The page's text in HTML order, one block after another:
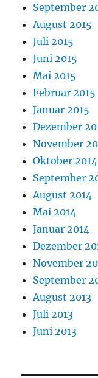
September
August 2015
Juli 2015
Juni 2015
Mai 2015
Februar 2015
Januar 2015
Dezember
November
Oktober 2014
September
August 2014
Mai 2014
Januar 2014
Dezember
November
September
August 2013
Juli 2013
Juni 2013